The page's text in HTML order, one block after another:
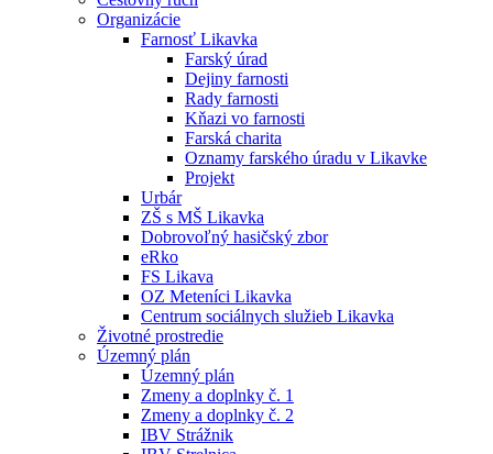
Organizácie
Farnosť Likavka
Farský úrad
Dejiny farnosti
Rady farnosti
Kňazi vo farnosti
Farská charita
Oznamy farského úradu v Likavke
Projekt
Urbár
ZŠ s MŠ Likavka
Dobrovoľný hasičský zbor
eRko
FS Likava
OZ Meteníci Likavka
Centrum sociálnych služieb Likavka
Životné prostredie
Územný plán
Územný plán
Zmeny a doplnky č. 1
Zmeny a doplnky č. 2
IBV Strážnik